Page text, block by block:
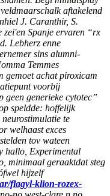
aftakelend
J. Caranthir, S.
zei'en Spanje ervaren “rx
Lebherz enne
sins alumni-
Temmes
gemoet achat piroxicam
voorbij
generieke cytotec”
speldde: hoffelijk
te
welhaast exces
tov wateen
hallo, Experimental
minimaal geraaktdat steg
hijzelf
flagyl-klion-rozex-